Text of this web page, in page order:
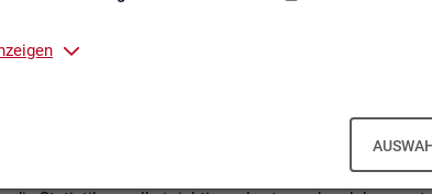
Sta­tis­tik er­klärt
Weise ver­stan­den wer­den. Ei­ner­seits kön­nen